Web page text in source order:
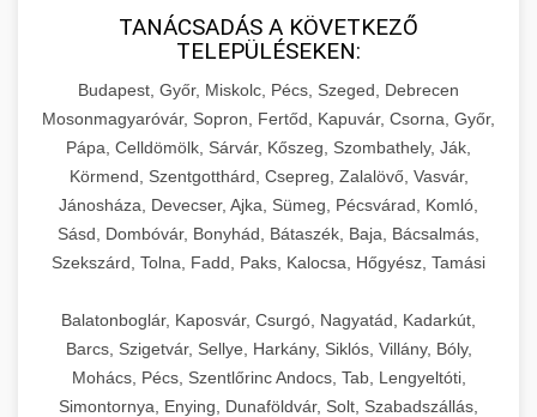
TANÁCSADÁS A KÖVETKEZŐ
TELEPÜLÉSEKEN:
Budapest, Győr, Miskolc, Pécs, Szeged, Debrecen
Mosonmagyaróvár, Sopron, Fertőd, Kapuvár, Csorna, Győr,
Pápa, Celldömölk, Sárvár, Kőszeg, Szombathely, Ják,
Körmend, Szentgotthárd, Csepreg, Zalalövő, Vasvár,
Jánosháza, Devecser, Ajka, Sümeg, Pécsvárad, Komló,
Sásd, Dombóvár, Bonyhád, Bátaszék, Baja, Bácsalmás,
Szekszárd, Tolna, Fadd, Paks, Kalocsa, Hőgyész, Tamási
Balatonboglár, Kaposvár, Csurgó, Nagyatád, Kadarkút,
Barcs, Szigetvár, Sellye, Harkány, Siklós, Villány, Bóly,
Mohács, Pécs, Szentlőrinc Andocs, Tab, Lengyeltóti,
Simontornya, Enying, Dunaföldvár, Solt, Szabadszállás,